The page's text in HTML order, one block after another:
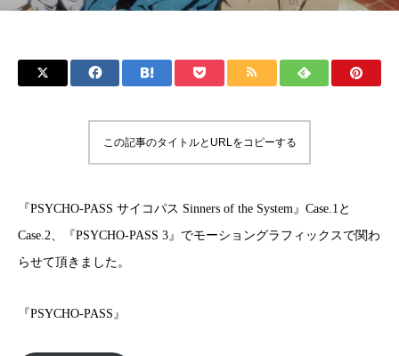
この記事のタイトルとURLをコピーする
『PSYCHO-PASS サイコパス Sinners of the System』Case.1と
Case.2、『PSYCHO-PASS 3』でモーショングラフィックスで関わ
らせて頂きました。
『PSYCHO-PASS』